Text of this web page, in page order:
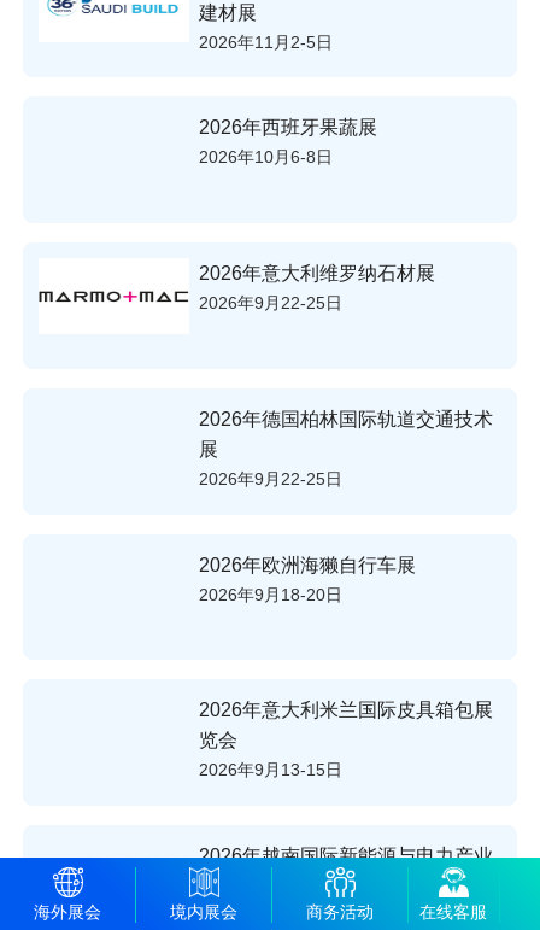
建材展
2026年11月2-5日
2026年西班牙果蔬展
2026年10月6-8日
2026年意大利维罗纳石材展
2026年9月22-25日
2026年德国柏林国际轨道交通技术
展
2026年9月22-25日
2026年欧洲海獭自行车展
2026年9月18-20日
2026年意大利米兰国际皮具箱包展
览会
2026年9月13-15日
2026年越南国际新能源与电力产业
暨发电设备及输配电技术展
2026年9月9-11日
海外展会 境内展会 商务活动 在线客服